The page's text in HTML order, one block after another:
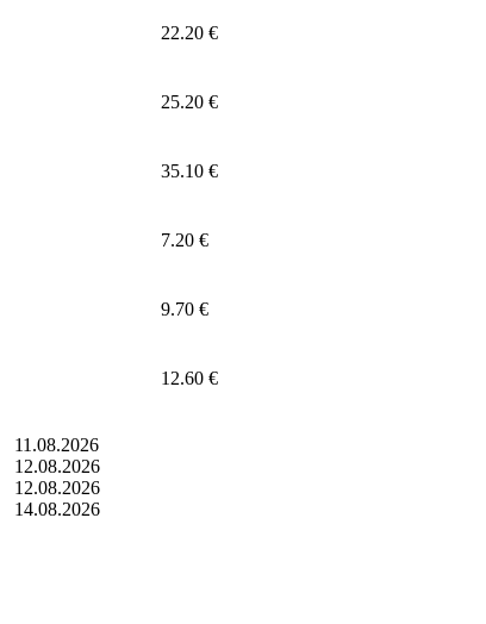
22.20 €
25.20 €
35.10 €
7.20 €
9.70 €
12.60 €
11.08.2026
12.08.2026
12.08.2026
14.08.2026